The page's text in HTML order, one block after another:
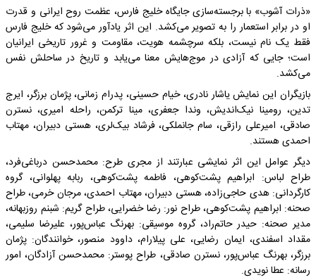
«ذرات آشوب» با برجسته‌سازی جایگاه خلیج فارس، عظمت روح ایرانی و قدرت
او در برابر استعمار را به تصویر می‌کشد. این اثر یادآور می‌شود که خلیج فارس
فقط یک نام نیست، بلکه سرچشمه هویت، مقاومت و غرور تاریخی ایرانیان
است؛ جایی که آزادی در موج‌هایش معنا می‌یابد و تاریخ در ساحلش نفس
می‌کشد.
بازیگران این نمایش یاشار نادری، خیام حسینی، پدرام زمانی، پژمان برزگر، ایرج
تدین، رومینا نیک‌اندیش، وندا جعفری، مینا ترکمن، راحله امیری، نسترن
صادقی، امیرعلی رازقی، سام جانملکی، فرشاد بیک‌لری، هستی دبیران، مهتاب
احمدی هستند.
دیگر عوامل این اثر نمایشی عبارتند از مجری طرح: محمدحسن درباغی‌فرد،
طراح لباس: ابراهیم پشت‌کوهی، فاطمه پشت‌کوهی، ربابه پهلوانی، گروه
کارگردانی: هدی حاجی‌زاده، هستی دبیران، مهتاب احمدی، مرجان خرمی، طراح
صحنه: ابراهیم پشت‌کوهی، طراح نور: رضا خضرایی، طراح گریم: شبنم روزبهانه،
مدیر صحنه: حیدر حاتم‌راد، گروه موسیقی: بهرنگ عباس‌پور، علیرضا سلیمی،
مقداد اسفندی، ایمان رضایی، علی پیلارام، داوود منصور، خوانندگان: پژمان
برزگر، بهرنگ عباس‌پور، نسترن صادقی، طراح پوستر: محمدحسن آزادگان، امور
رسانه: عطا نویدی.